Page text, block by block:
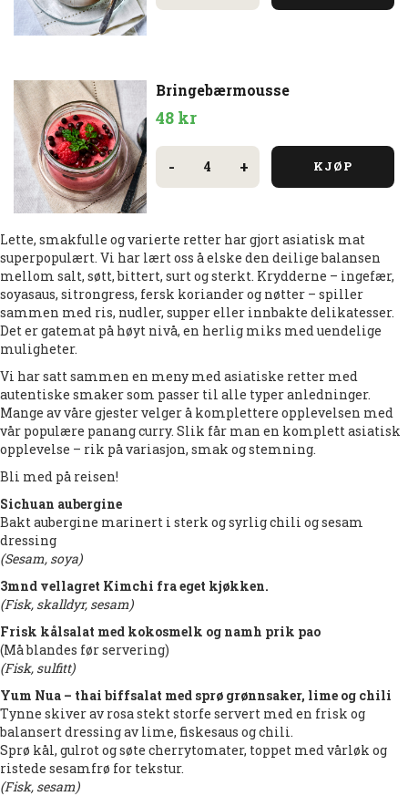
Bringebærmousse
48 kr
-
Bringebærmousse
antall + KJØP
Lette, smakfulle og varierte retter har gjort asiatisk mat
superpopulært. Vi har lært oss å elske den deilige balansen
mellom salt, søtt, bittert, surt og sterkt. Krydderne – ingefær,
soyasaus, sitrongress, fersk koriander og nøtter – spiller
sammen med ris, nudler, supper eller innbakte delikatesser.
Det er gatemat på høyt nivå, en herlig miks med uendelige
muligheter.
Vi har satt sammen en meny med asiatiske retter med
autentiske smaker som passer til alle typer anledninger.
Mange av våre gjester velger å komplettere opplevelsen med
vår populære panang curry. Slik får man en komplett asiatisk
opplevelse – rik på variasjon, smak og stemning.
Bli med på reisen!
Sichuan aubergine
Bakt aubergine marinert i sterk og syrlig chili og sesam
dressing
(Sesam, soya)
3mnd vellagret Kimchi fra eget kjøkken.
(Fisk, skalldyr, sesam)
Frisk kålsalat med kokosmelk og namh prik pao
(Må blandes før servering)
(Fisk, sulfitt)
Yum Nua – thai biffsalat med sprø grønnsaker, lime og chili
Tynne skiver av rosa stekt storfe servert med en frisk og
balansert dressing av lime, fiskesaus og chili.
Sprø kål, gulrot og søte cherrytomater, toppet med vårløk og
ristede sesamfrø for tekstur.
(Fisk, sesam)